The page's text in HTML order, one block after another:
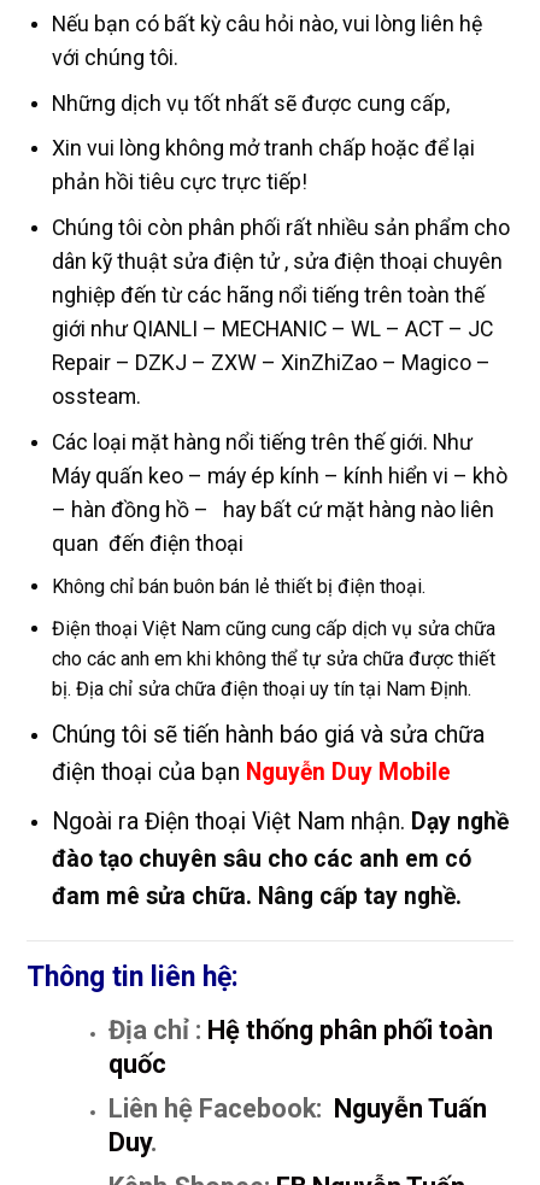
Nếu bạn có bất kỳ câu hỏi nào, vui lòng liên hệ
với chúng tôi.
Những dịch vụ tốt nhất sẽ được cung cấp,
Xin vui lòng không mở tranh chấp hoặc để lại
phản hồi tiêu cực trực tiếp!
Chúng tôi còn phân phối rất nhiều sản phẩm cho
dân kỹ thuật sửa điện tử , sửa điện thoại chuyên
nghiệp đến từ các hãng nổi tiếng trên toàn thế
giới như QIANLI – MECHANIC – WL – ACT – JC
Repair – DZKJ – ZXW – XinZhiZao – Magico –
ossteam.
Các loại mặt hàng nổi tiếng trên thế giới. Như
Máy quấn keo – máy ép kính – kính hiển vi – khò
– hàn đồng hồ – hay bất cứ mặt hàng nào liên
quan đến điện thoại
Không chỉ bán buôn bán lẻ thiết bị điện thoại.
Điện thoại Việt Nam cũng cung cấp dịch vụ sửa chữa
cho các anh em khi không thể tự sửa chữa được thiết
bị. Địa chỉ sửa chữa điện thoại uy tín tại Nam Định.
Chúng tôi sẽ tiến hành báo giá và sửa chữa
điện thoại của bạn Nguyễn Duy Mobile
Ngoài ra Điện thoại Việt Nam nhận. Dạy nghề
đào tạo chuyên sâu cho các anh em có
đam mê sửa chữa. Nâng cấp tay nghề.
Thông tin liên hệ:
Địa chỉ : Hệ thống phân phối toàn
quốc
Liên hệ Facebook: Nguyễn Tuấn
Duy.